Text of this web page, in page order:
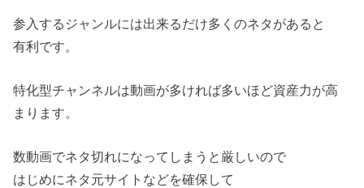
参入するジャンルには出来るだけ多くのネタがあると
有利です。
特化型チャンネルは動画が多ければ多いほど資産力が高
まります。
数動画でネタ切れになってしまうと厳しいので
はじめにネタ元サイトなどを確保して